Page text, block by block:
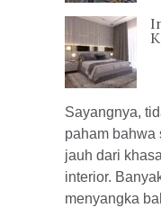
Sayangnya,
paham bahwa
jauh dari
interior.
menyangka